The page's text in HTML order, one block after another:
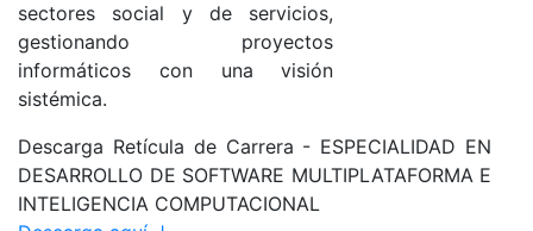
sectores social y de servicios,
gestionando proyectos
informáticos con una visión
sistémica.
Descarga Retícula de Carrera - ESPECIALIDAD EN
DESARROLLO DE SOFTWARE MULTIPLATAFORMA E
INTELIGENCIA COMPUTACIONAL